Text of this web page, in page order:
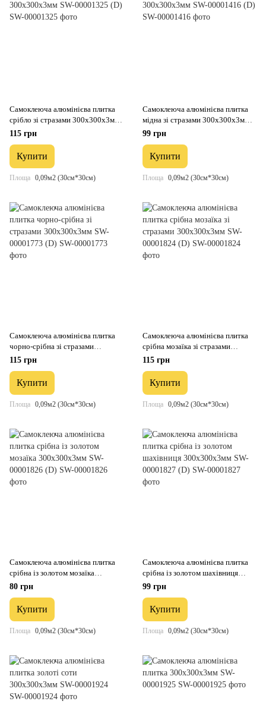
Самоклеюча алюмінієва плитка
срібло зі стразами 300х300х3мм
SW-00001325 (D)
115 грн
Купити
Площа 0,09м2 (30см*30см)
Самоклеюча алюмінієва плитка
мідна зі стразами 300х300х3мм
SW-00001416 (D)
99 грн
Купити
Площа 0,09м2 (30см*30см)
Самоклеюча алюмінієва плитка
чорно-срібна зі стразами
300х300х3мм SW-00001773 (D)
115 грн
Купити
Площа 0,09м2 (30см*30см)
Самоклеюча алюмінієва плитка
срібна мозаїка зі стразами
300х300х3мм SW-00001824 (D)
115 грн
Купити
Площа 0,09м2 (30см*30см)
Самоклеюча алюмінієва плитка
срібна із золотом мозаїка
300х300х3мм SW-00001826 (D)
80 грн
Купити
Площа 0,09м2 (30см*30см)
Самоклеюча алюмінієва плитка
срібна із золотом шахівниця
300х300х3мм SW-00001827 (D)
99 грн
Купити
Площа 0,09м2 (30см*30см)